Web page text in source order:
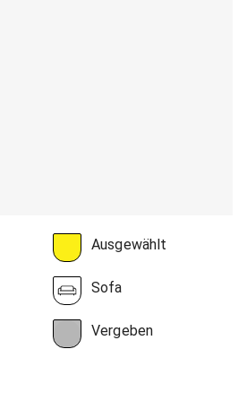
Ausgewählt
Sofa
Vergeben